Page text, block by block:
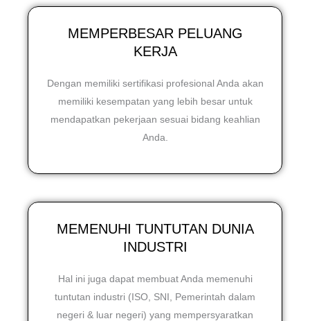
MEMPERBESAR PELUANG
KERJA
Dengan memiliki sertifikasi profesional Anda akan
memiliki kesempatan yang lebih besar untuk
mendapatkan pekerjaan sesuai bidang keahlian
Anda.
MEMENUHI TUNTUTAN DUNIA
INDUSTRI
Hal ini juga dapat membuat Anda memenuhi
tuntutan industri (ISO, SNI, Pemerintah dalam
negeri & luar negeri) yang mempersyaratkan